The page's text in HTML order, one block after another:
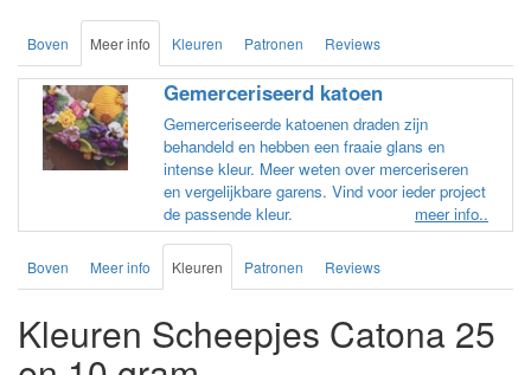
Boven Meer info Kleuren Patronen Reviews
Gemerceriseerd katoen
Gemerceriseerde katoenen draden zijn
behandeld en hebben een fraaie glans en
intense kleur. Meer weten over merceriseren
en vergelijkbare garens. Vind voor ieder project
de passende kleur.
meer info..
Boven Meer info Kleuren Patronen Reviews
Kleuren Scheepjes Catona 25